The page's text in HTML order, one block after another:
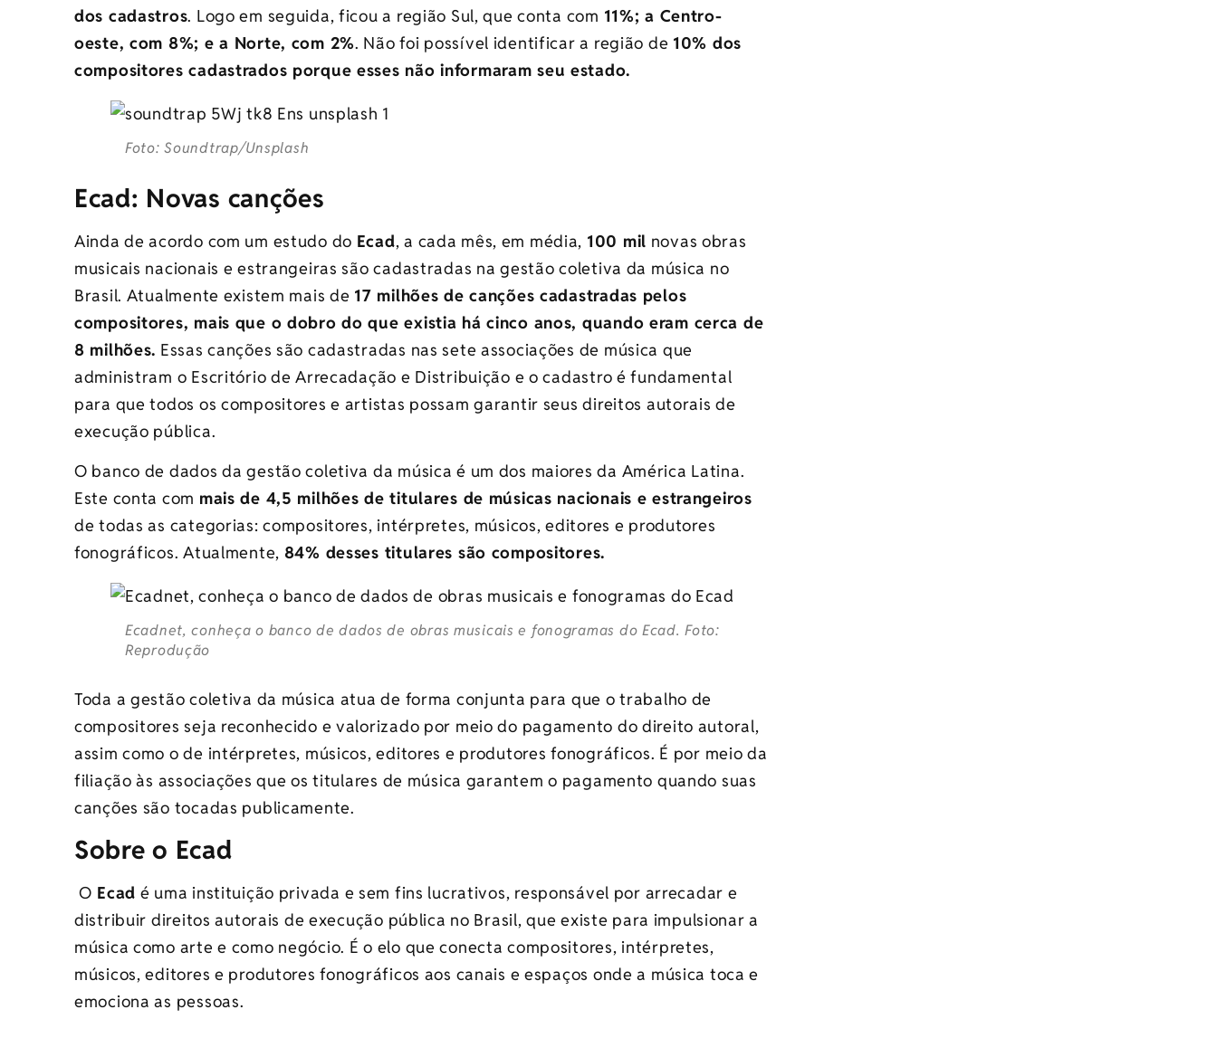
dos cadastros. Logo em seguida, ficou a região Sul, que conta com 11%; a Centro-
oeste, com 8%; e a Norte, com 2%. Não foi possível identificar a região de 10% dos
compositores cadastrados porque esses não informaram seu estado.
Foto: Soundtrap/Unsplash
Ecad: Novas canções
Ainda de acordo com um estudo do Ecad, a cada mês, em média, 100 mil novas obras
musicais nacionais e estrangeiras são cadastradas na gestão coletiva da música no
Brasil. Atualmente existem mais de 17 milhões de canções cadastradas pelos
compositores, mais que o dobro do que existia há cinco anos, quando eram cerca de
8 milhões. Essas canções são cadastradas nas sete associações de música que
administram o Escritório de Arrecadação e Distribuição e o cadastro é fundamental
para que todos os compositores e artistas possam garantir seus direitos autorais de
execução pública.
O banco de dados da gestão coletiva da música é um dos maiores da América Latina.
Este conta com mais de 4,5 milhões de titulares de músicas nacionais e estrangeiros
de todas as categorias: compositores, intérpretes, músicos, editores e produtores
fonográficos. Atualmente, 84% desses titulares são compositores.
Ecadnet, conheça o banco de dados de obras musicais e fonogramas do Ecad. Foto:
Reprodução
Toda a gestão coletiva da música atua de forma conjunta para que o trabalho de
compositores seja reconhecido e valorizado por meio do pagamento do direito autoral,
assim como o de intérpretes, músicos, editores e produtores fonográficos. É por meio da
filiação às associações que os titulares de música garantem o pagamento quando suas
canções são tocadas publicamente.
Sobre o Ecad
O Ecad é uma instituição privada e sem fins lucrativos, responsável por arrecadar e
distribuir direitos autorais de execução pública no Brasil, que existe para impulsionar a
música como arte e como negócio. É o elo que conecta compositores, intérpretes,
músicos, editores e produtores fonográficos aos canais e espaços onde a música toca e
emociona as pessoas.